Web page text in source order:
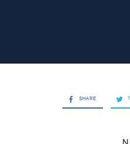
SHARE